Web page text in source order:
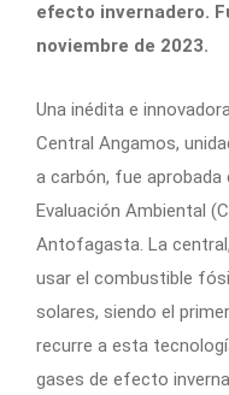
efecto invernadero.
noviembre de 2023.
Una inédita e
Central Angamos,
a carbón, fue
Evaluación Ambiental
Antofagasta. La
usar el combustible
solares, siendo el
recurre a esta
gases de efecto